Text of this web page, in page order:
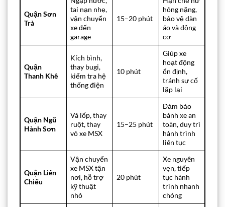
Quận Sơn
Trà
tai nạn nhẹ,
vận chuyển
xe đến
garage
15–20 phút
hỏng nặng,
bảo vệ dàn
áo và động
cơ
Quận
Thanh Khê
Kích bình,
thay bugi,
kiểm tra hệ
thống điện
10 phút
Giúp xe
hoạt động
ổn định,
tránh sự cố
lặp lại
Quận Ngũ
Hành Sơn
Vá lốp, thay
ruột, thay
vỏ xe MSX
15–25 phút
Đảm bảo
bánh xe an
toàn, duy trì
hành trình
liên tục
Quận Liên
Chiểu
Vận chuyển
xe MSX tận
nơi, hỗ trợ
kỹ thuật
nhỏ
20 phút
Xe nguyên
vẹn, tiếp
tục hành
trình nhanh
chóng